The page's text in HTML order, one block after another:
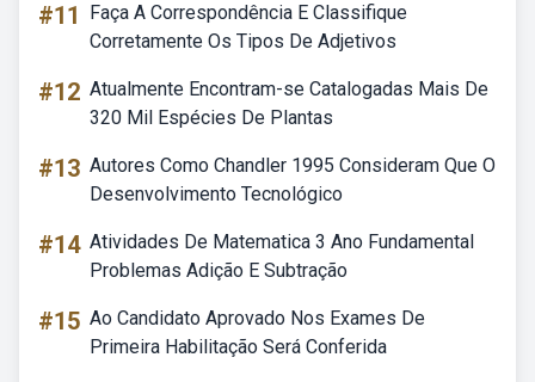
#11
Faça A Correspondência E Classifique
Corretamente Os Tipos De Adjetivos
#12 Atualmente Encontram-se Catalogadas Mais De
320 Mil Espécies De Plantas
#13 Autores Como Chandler 1995 Consideram Que O
Desenvolvimento Tecnológico
#14 Atividades De Matematica 3 Ano Fundamental
Problemas Adição E Subtração
#15 Ao Candidato Aprovado Nos Exames De
Primeira Habilitação Será Conferida